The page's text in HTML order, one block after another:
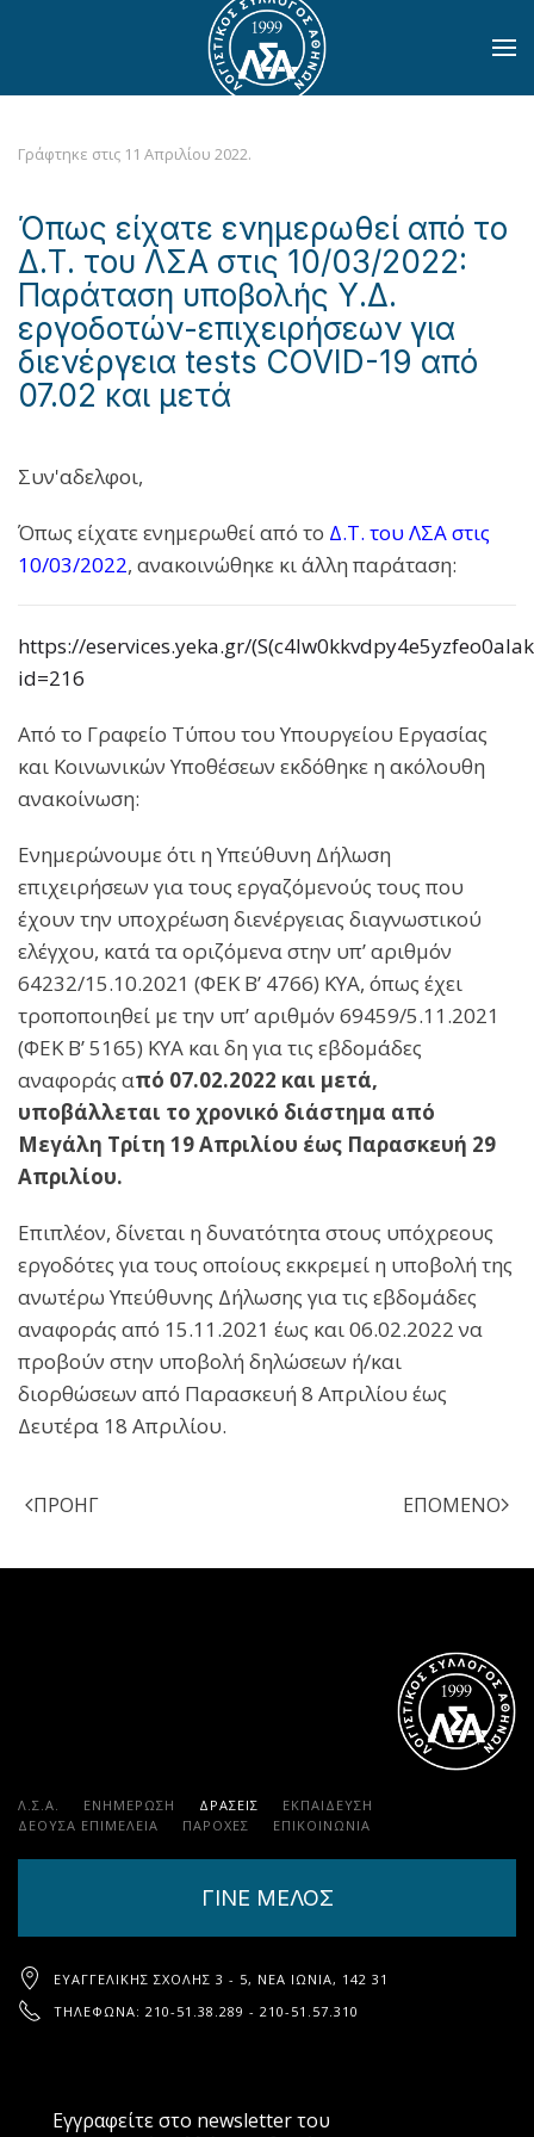
Skip to main content
Γράφτηκε στις 11 Απριλίου 2022.
Όπως είχατε ενημερωθεί από το
Δ.Τ. του ΛΣΑ στις 10/03/2022:
Παράταση υποβολής Υ.Δ.
εργοδοτών-επιχειρήσεων για
διενέργεια tests COVID-19 από
07.02 και μετά
Συν'αδελφοι,
Όπως είχατε ενημερωθεί από το Δ.Τ. του ΛΣΑ στις
10/03/2022, ανακοινώθηκε κι άλλη παράταση:
https://eservices.yeka.gr/
id=216
Από το Γραφείο Τύπου του Υπουργείου Εργασίας
και Κοινωνικών Υποθέσεων εκδόθηκε η ακόλουθη
ανακοίνωση:
Ενημερώνουμε ότι η Υπεύθυνη Δήλωση
επιχειρήσεων για τους εργαζόμενούς τους που
έχουν την υποχρέωση διενέργειας διαγνωστικού
ελέγχου, κατά τα οριζόμενα στην υπ’ αριθμόν
64232/15.10.2021 (ΦΕΚ Β’ 4766) ΚΥΑ, όπως έχει
τροποποιηθεί με την υπ’ αριθμόν 69459/5.11.2021
(ΦΕΚ Β’ 5165) ΚΥΑ και δη για τις εβδομάδες
αναφοράς από 07.02.2022 και μετά,
υποβάλλεται το χρονικό διάστημα από
Μεγάλη Τρίτη 19 Απριλίου έως Παρασκευή 29
Απριλίου.
Επιπλέον, δίνεται η δυνατότητα στους υπόχρεους
εργοδότες για τους οποίους εκκρεμεί η υποβολή της
ανωτέρω Υπεύθυνης Δήλωσης για τις εβδομάδες
αναφοράς από 15.11.2021 έως και 06.02.2022 να
προβούν στην υποβολή δηλώσεων ή/και
διορθώσεων από Παρασκευή 8 Απριλίου έως
Δευτέρα 18 Απριλίου.
ΠΡΟΗΓ ΕΠΌΜΕΝΟ
Λ.Σ.Α. ΕΝΗΜΕΡΩΣΗ ΔΡΑΣΕΙΣ
ΕΚΠΑΊΔΕΥΣΗ
ΔΕΟΥΣΑ ΕΠΙΜΕΛΕΙΑ
ΠΑΡΟΧΈΣ ΕΠΙΚΟΙΝΩΝΊΑ
ΓΙΝΕ ΜΕΛΟΣ
ΕΥΑΓΓΕΛΙΚΉΣ ΣΧΟΛΉΣ 3 - 5, ΝΈΑ ΙΩΝΊΑ, 142 31
ΤΗΛΈΦΩΝΑ: 210-51.38.289 - 210-51.57.310
Εγγραφείτε στο newsletter του